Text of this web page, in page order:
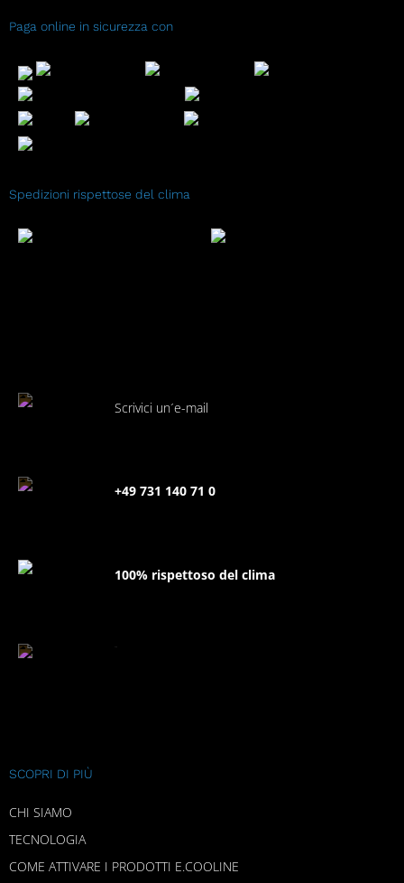
Paga online in sicurezza con
Spedizioni rispettose del clima
Scrivici un´e-mail
+49 731 140 71 0
100% rispettoso del clima
SCOPRI DI PIÙ
CHI SIAMO
TECNOLOGIA
COME ATTIVARE I PRODOTTI E.COOLINE